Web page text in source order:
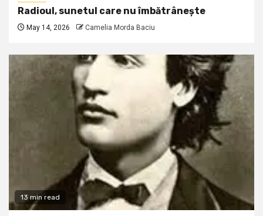
Radioul, sunetul care nu îmbătrânește
May 14, 2026 Camelia Morda Baciu
13 min read